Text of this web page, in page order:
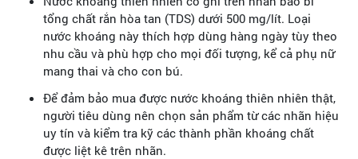
tổng chất rắn hòa tan (TDS) dưới 500 mg/lít. Loại
nước khoáng này thích hợp dùng hàng ngày tùy theo
nhu cầu và phù hợp cho mọi đối tượng, kể cả phụ nữ
mang thai và cho con bú.
Để đảm bảo mua được nước khoáng thiên nhiên thật,
người tiêu dùng nên chọn sản phẩm từ các nhãn hiệu
uy tín và kiểm tra kỹ các thành phần khoáng chất
được liệt kê trên nhãn.